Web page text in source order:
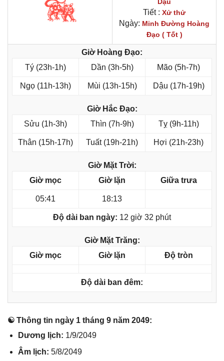
Tiết : Xử thử
Ngày: Minh Đường Hoàng
Đạo ( Tốt )
Giờ Hoàng Đạo:
Tý (23h-1h)
Dần (3h-5h) Mão (5h-7h)
Ngọ (11h-13h) Mùi (13h-15h) Dậu (17h-19h)
Giờ Hắc Đạo:
Sửu (1h-3h)
Thìn (7h-9h) Tỵ (9h-11h)
Thân (15h-17h) Tuất (19h-21h) Hợi (21h-23h)
Giờ Mặt Trời:
Giờ mọc
Giờ lặn Giữa trưa
05:41 18:13
Độ dài ban ngày: 12 giờ 32 phút
Giờ Mặt Trăng:
Giờ mọc
Giờ lặn Độ tròn
Độ dài ban đêm:
☯ Thônɡ tin ngày 1 thánɡ 9 năm 2049:
Dươnɡ lịch: 1/9/2049
Âm lịch: 5/8/2049